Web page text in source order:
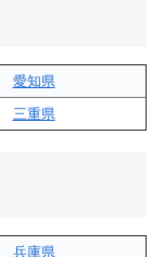
愛知県
三重県
兵庫県